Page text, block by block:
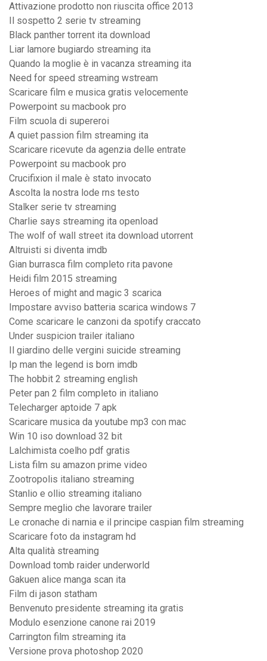
Attivazione prodotto non riuscita office 2013
Il sospetto 2 serie tv streaming
Black panther torrent ita download
Liar lamore bugiardo streaming ita
Quando la moglie è in vacanza streaming ita
Need for speed streaming wstream
Scaricare film e musica gratis velocemente
Powerpoint su macbook pro
Film scuola di supereroi
A quiet passion film streaming ita
Scaricare ricevute da agenzia delle entrate
Powerpoint su macbook pro
Crucifixion il male è stato invocato
Ascolta la nostra lode rns testo
Stalker serie tv streaming
Charlie says streaming ita openload
The wolf of wall street ita download utorrent
Altruisti si diventa imdb
Gian burrasca film completo rita pavone
Heidi film 2015 streaming
Heroes of might and magic 3 scarica
Impostare avviso batteria scarica windows 7
Come scaricare le canzoni da spotify craccato
Under suspicion trailer italiano
Il giardino delle vergini suicide streaming
Ip man the legend is born imdb
The hobbit 2 streaming english
Peter pan 2 film completo in italiano
Telecharger aptoide 7 apk
Scaricare musica da youtube mp3 con mac
Win 10 iso download 32 bit
Lalchimista coelho pdf gratis
Lista film su amazon prime video
Zootropolis italiano streaming
Stanlio e ollio streaming italiano
Sempre meglio che lavorare trailer
Le cronache di narnia e il principe caspian film streaming
Scaricare foto da instagram hd
Alta qualità streaming
Download tomb raider underworld
Gakuen alice manga scan ita
Film di jason statham
Benvenuto presidente streaming ita gratis
Modulo esenzione canone rai 2019
Carrington film streaming ita
Versione prova photoshop 2020